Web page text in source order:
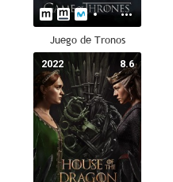
Juego de Tronos
8.6
2022